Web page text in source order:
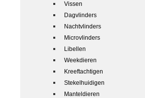
Vissen
Dagvlinders
Nachtvlinders
Microvlinders
Libellen
Weekdieren
Kreeftachtigen
Stekelhuidigen
Manteldieren